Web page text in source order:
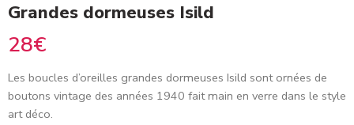
Grandes dormeuses Isild
28€
Les boucles d’oreilles grandes dormeuses Isild sont ornées de
boutons vintage des années 1940 fait main en verre dans le style
art déco.